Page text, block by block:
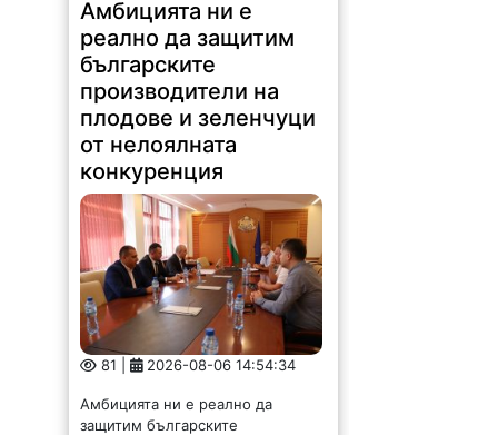
Амбицията ни е
реално да защитим
българските
производители на
плодове и зеленчуци
от нелоялната
конкуренция
81 | 2026-08-06 14:54:34
Амбицията ни е реално да
защитим българските